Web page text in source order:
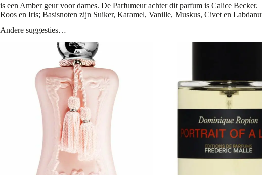
is een Amber geur voor dames. De Parfumeur achter dit parfum is Calice
Roos en Iris; Basisnoten zijn Suiker, Karamel, Vanille, Muskus, Civet en
Andere suggesties…